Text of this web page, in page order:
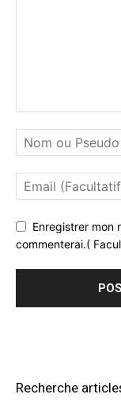
Enregistrer mon
commenterai.(
Recherche